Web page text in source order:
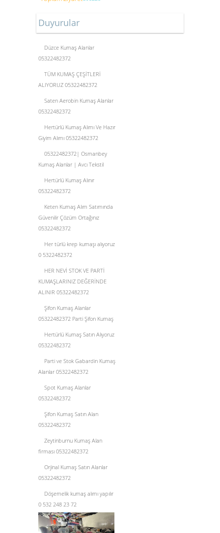
Duyurular
Düzce Kumaş Alanlar
05322482372
TÜM KUMAŞ ÇEŞİTLERİ
ALIYORUZ 05322482372
Saten Aerobin Kumaş Alanlar
05322482372
Hertürlü Kumaş Alımı Ve Hazır
Giyim Alımı 05322482372
05322482372| Osmanbey
Kumaş Alanlar | Avcı Tekstil
Hertürlü Kumaş Alınır
05322482372
Keten Kumaş Alım Satımında
Güvenilir Çözüm Ortağınız
05322482372
Her türlü krep kumaşı alıyoruz
0 5322482372
HER NEVİ STOK VE PARTİ
KUMAŞLARINIZ DEĞERİNDE
ALINIR 05322482372
Şifon Kumaş Alanlar
05322482372 Parti Şifon Kumaş
Hertürlü Kumaş Satın Alıyoruz
05322482372
Parti ve Stok Gabardin Kumaş
Alanlar 05322482372
Spot Kumaş Alanlar
05322482372
Şifon Kumaş Satın Alan
05322482372
Zeytinburnu Kumaş Alan
firması 05322482372
Orjinal Kumaş Satın Alanlar
05322482372
Döşemelik kumaş alımı yapılır
0 532 248 23 72